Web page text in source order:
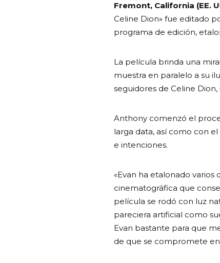
Fremont, California (EE.
Celine Dion» fue editado
programa de edición,
La película brinda una
muestra en paralelo a su
seguidores de Celine
Anthony comenzó el
larga data, así como con
e intenciones.
«Evan ha etalonado
cinematográfica que
película se rodó con luz
pareciera artificial como
Evan bastante para que
de que se compromete en